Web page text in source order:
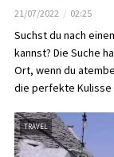
21/07/2022 02:25
Suchst du nach
kannst? Die Suche
Ort, wenn du
die perfekte Kulisse
TRAVEL